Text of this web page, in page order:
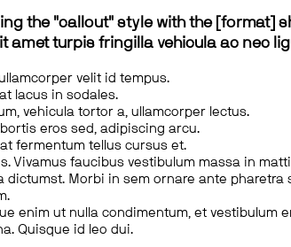
the "callout" style with the
amet turpis fringilla vehicula ac nec
velit id tempus.
lacus in sodales.
vehicula tortor a, ullamcorper lectus.
eros sed, adipiscing arcu.
fermentum tellus cursus et.
Vivamus faucibus vestibulum massa in
dictumst. Morbi in sem ornare ante
enim ut nulla condimentum, et vestibulum
Quisque id leo dui.